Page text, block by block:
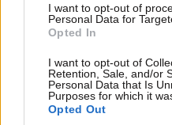
I want to opt-out of
Personal Data for
Opted In
I want to opt-out of
Retention, Sale, and/or
Personal Data that Is
Purposes for which it
Opted Out
Απαντήστε